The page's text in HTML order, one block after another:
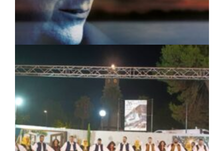
«Τραγουδάμε Καββαδία»:
Μουσικοποιητικό ταξίδι στην Κεντρική
Μακεδονία